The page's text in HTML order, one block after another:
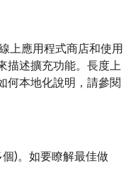
上應用程式商店和使用
描述擴充功能。長度上
何本地化說明，請參閱
)。如要瞭解最佳做